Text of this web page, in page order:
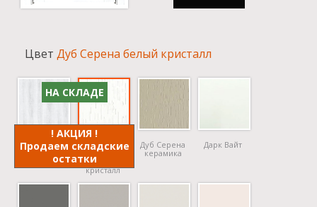
НА СКЛАДЕ
! АКЦИЯ !
Продаем складские
остатки
Цвет Дуб Серена белый кристалл
! АКЦИЯ !
Дуб патина
серый
! АКЦИЯ !
Дуб Серена
белый
кристалл
Дуб Серена
керамика
Дарк Вайт